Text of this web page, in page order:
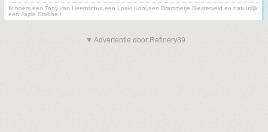
Ik noem een Tony van Heemschut,een Loeki Knol,een Brammetje Biesterveld en natuurlijk
een Japie Stobbe !
▼ Advertentie door Refinery89